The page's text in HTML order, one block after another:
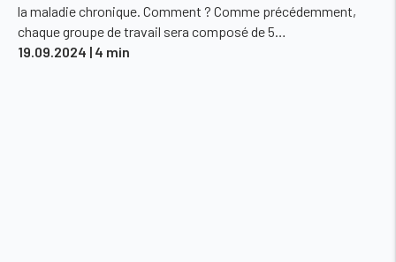
la maladie chronique. Comment ? Comme précédemment,
chaque groupe de travail sera composé de 5…
19.09.2024 | 4 min